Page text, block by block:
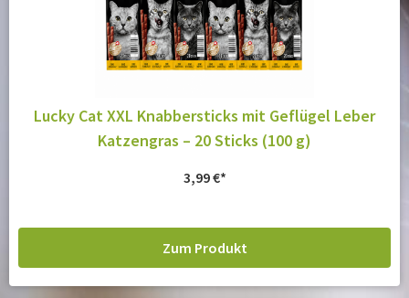
Lucky Cat XXL Knabbersticks mit Geflügel Leber
Katzengras – 20 Sticks (100 g)
3,99€
Zum Produkt